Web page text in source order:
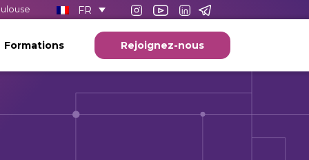
FR
Formations Rejoignez-nous